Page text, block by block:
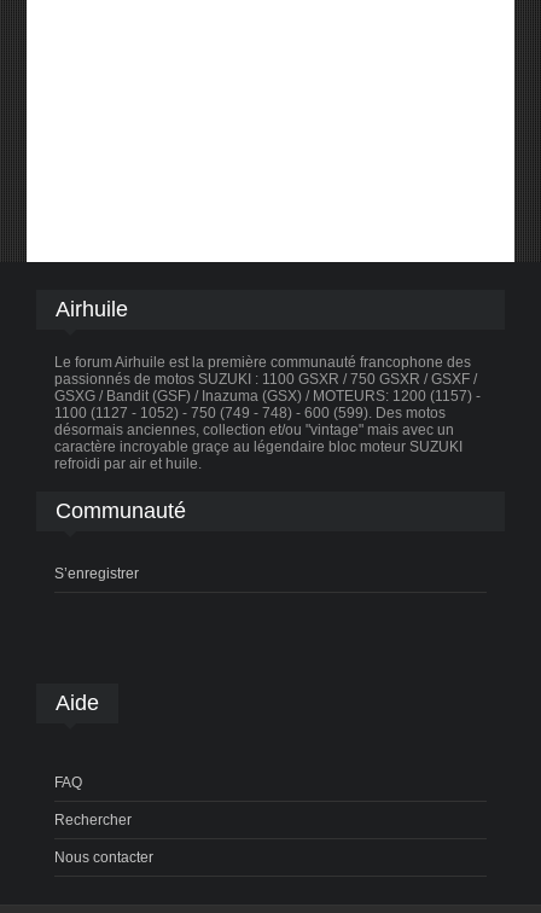
Airhuile
Le forum Airhuile est la première communauté francophone des
passionnés de motos SUZUKI : 1100 GSXR / 750 GSXR / GSXF /
GSXG / Bandit (GSF) / Inazuma (GSX) / MOTEURS: 1200 (1157) -
1100 (1127 - 1052) - 750 (749 - 748) - 600 (599). Des motos
désormais anciennes, collection et/ou "vintage" mais avec un
caractère incroyable graçe au légendaire bloc moteur SUZUKI
refroidi par air et huile.
Communauté
S’enregistrer
Aide
FAQ
Rechercher
Nous contacter